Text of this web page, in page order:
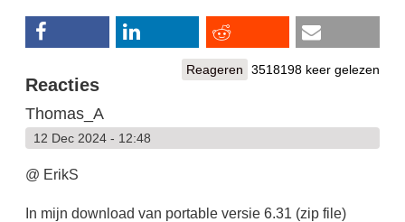
Reageren 3518198 keer gelezen
Reacties
Thomas_A
12 Dec 2024 - 12:48
@ ErikS
In mijn download van portable versie 6.31 (zip file)